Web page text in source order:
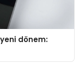
dönem: